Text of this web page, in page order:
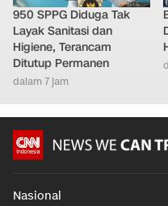
950 SPPG Diduga Tak
Layak Sanitasi dan
Higiene, Terancam
Ditutup Permanen
dalam 7 jam
Nasional